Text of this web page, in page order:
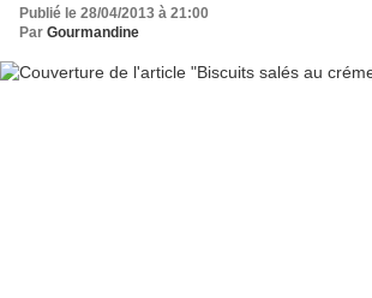
Publié le 28/04/2013 à 21:00
Par Gourmandine